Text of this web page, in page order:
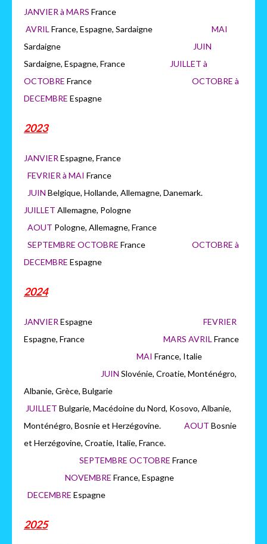
JANVIER à MARS France
AVRIL France, Espagne, Sardaigne MAI
Sardaigne
JUIN
Sardaigne, Espagne, France
JUILLET à
OCTOBRE France OCTOBRE à
DECEMBRE Espagne
2023
JANVIER Espagne, France
FEVRIER à MAI France
JUIN Belgique, Hollande, Allemagne, Danemark.
JUILLET Allemagne, Pologne
AOUT Pologne, Allemagne, France
SEPTEMBRE OCTOBRE France OCTOBRE à
DECEMBRE Espagne
2024
JANVIER Espagne FEVRIER
Espagne, France MARS AVRIL France
MAI France, Italie
JUIN Slovénie, Croatie, Monténégro,
Albanie, Grèce, Bulgarie
JUILLET Bulgarie, Macédoine du Nord, Kosovo, Albanie,
Monténégro, Bosnie et Herzégovine. AOUT Bosnie
et Herzégovine, Croatie, Italie, France.
SEPTEMBRE OCTOBRE France
NOVEMBRE France, Espagne
DECEMBRE Espagne
2025